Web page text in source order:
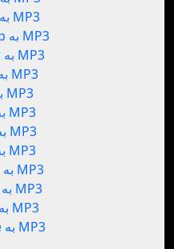
Odysee به MP3
Bandcamp به MP3
Mixcloud به MP3
Spotify به MP3
Flickr به MP3
Ok.Ru به MP3
Weibo به MP3
Youku به MP3
Niconico به MP3
Bitchute به MP3
Rutube به MP3
Peertube به MP3